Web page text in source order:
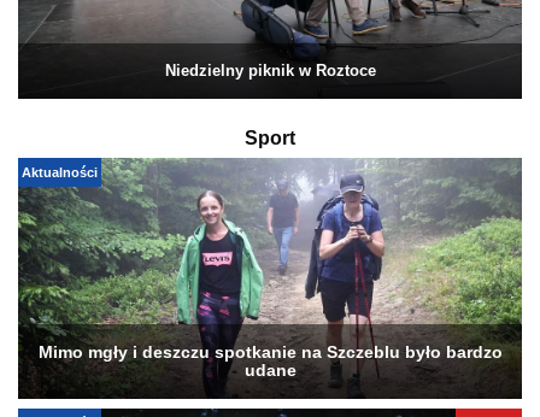
Niedzielny piknik w Roztoce
Sport
Aktualności
Mimo mgły i deszczu spotkanie na Szczeblu było bardzo
udane